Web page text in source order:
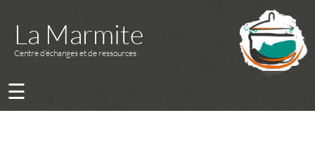
La Marmite
Centre d’échanges et de ressources
☰